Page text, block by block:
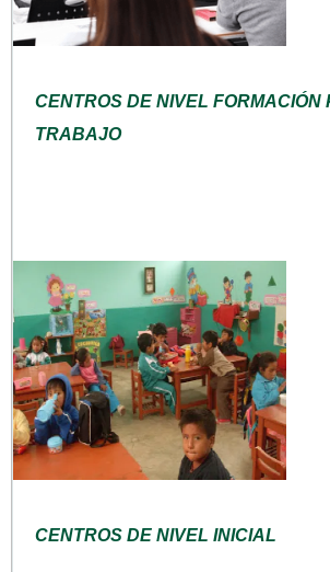
CENTROS DE NIVEL FORMACIÓN
TRABAJO
CENTROS DE NIVEL INICIAL